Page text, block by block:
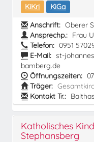
KiKri
KiGa
Anschrift: Oberer
Ansprechp.: Frau
Telefon: 0951
E-Mail: st-
bamberg.de
Öffnungszeiten:
Träger:
Kontakt Tr.:
Katholisches
Stephansberg